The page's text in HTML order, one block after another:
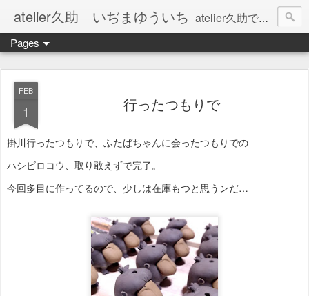
atelier久助 いぢまゆういち atelier久助では土と火から暖かなモノたちを生み出しています。 ご覧になられた方が和んで頂ければ幸いです。
Pages
FEB
1 行ったつもりで
掛川行ったつもりで、ふたばちゃんに会ったつもりでの
ハシビロコウ、取り敢えずで完了。
今回多目に作ってるので、少しは在庫もつと思うンだ…